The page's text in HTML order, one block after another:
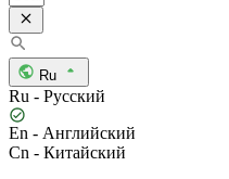
Ru
Ru - Русский
En - Английский
Cn - Китайский